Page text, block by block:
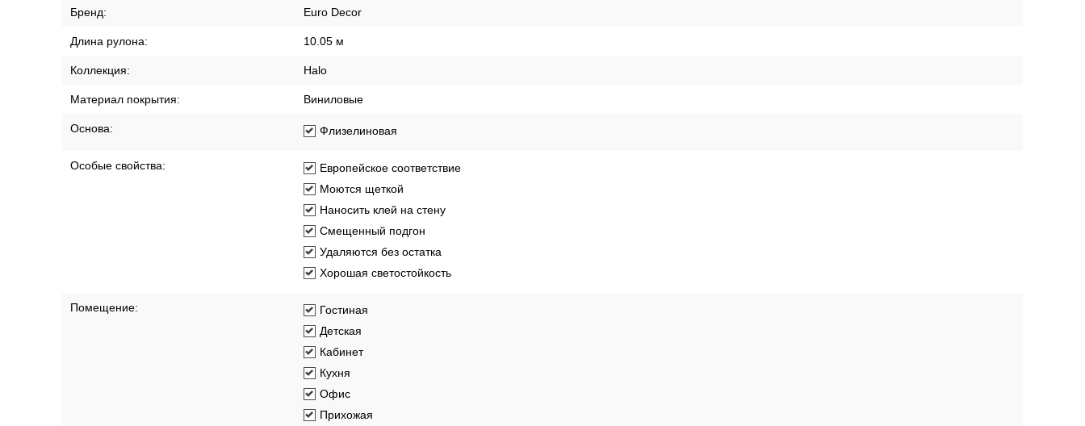
Бренд: Euro Decor
Длина рулона: 10.05 м
Коллекция: Halo
Материал покрытия: Виниловые
Основа: Флизелиновая
Особые свойства:
Европейское соответствие
Моются щеткой
Наносить клей на стену
Смещенный подгон
Удаляются без остатка
Хорошая светостойкость
Помещение:
Гостиная
Детская
Кабинет
Кухня
Офис
Прихожая